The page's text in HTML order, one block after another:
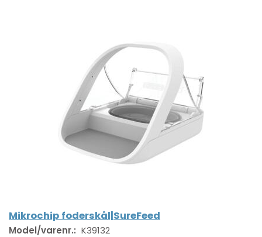
Mikrochip foderskål|SureFeed
Model/varenr.: K39132